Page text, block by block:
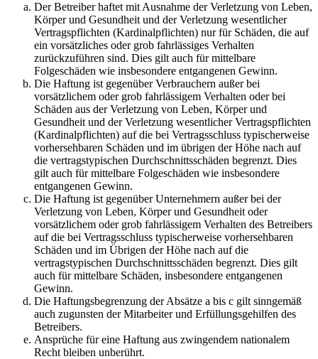
Der Betreiber haftet mit Ausnahme der Verletzung von Leben,
Körper und Gesundheit und der Verletzung wesentlicher
Vertragspflichten (Kardinalpflichten) nur für Schäden, die auf
ein vorsätzliches oder grob fahrlässiges Verhalten
zurückzuführen sind. Dies gilt auch für mittelbare
Folgeschäden wie insbesondere entgangenen Gewinn.
Die Haftung ist gegenüber Verbrauchern außer bei
vorsätzlichem oder grob fahrlässigem Verhalten oder bei
Schäden aus der Verletzung von Leben, Körper und
Gesundheit und der Verletzung wesentlicher Vertragspflichten
(Kardinalpflichten) auf die bei Vertragsschluss typischerweise
vorhersehbaren Schäden und im übrigen der Höhe nach auf
die vertragstypischen Durchschnittsschäden begrenzt. Dies
gilt auch für mittelbare Folgeschäden wie insbesondere
entgangenen Gewinn.
Die Haftung ist gegenüber Unternehmern außer bei der
Verletzung von Leben, Körper und Gesundheit oder
vorsätzlichem oder grob fahrlässigem Verhalten des Betreibers
auf die bei Vertragsschluss typischerweise vorhersehbaren
Schäden und im Übrigen der Höhe nach auf die
vertragstypischen Durchschnittsschäden begrenzt. Dies gilt
auch für mittelbare Schäden, insbesondere entgangenen
Gewinn.
Die Haftungsbegrenzung der Absätze a bis c gilt sinngemäß
auch zugunsten der Mitarbeiter und Erfüllungsgehilfen des
Betreibers.
Ansprüche für eine Haftung aus zwingendem nationalem
Recht bleiben unberührt.